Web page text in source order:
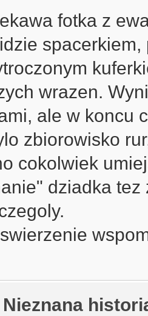
fotka z
spacerkiem,
wrazen.
ale w koncu
zbiorowisko
cokolwiek
dziadka
Nieznana